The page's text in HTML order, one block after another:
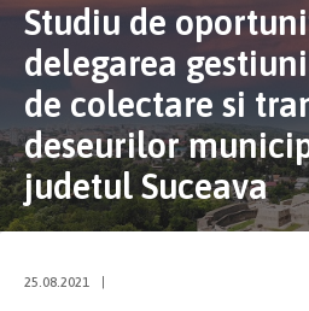
Studiu de
delegarea
de colectare si
deseurilor
judetul Suceava
25.08.2021